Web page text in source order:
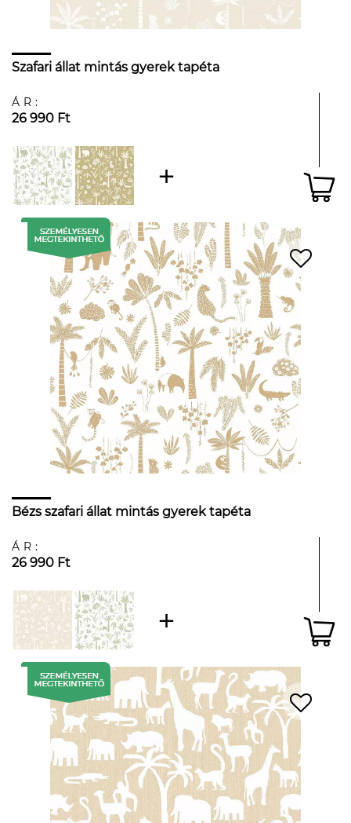
Szafari állat mintás gyerek tapéta
ÁR:
26 990 Ft
Bézs szafari állat mintás gyerek tapéta
ÁR:
26 990 Ft